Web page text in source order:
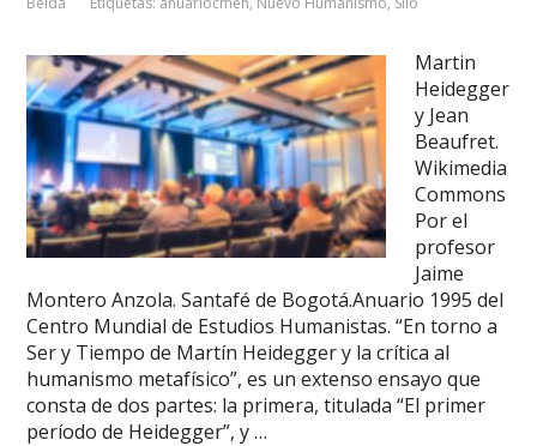
Martin
Heidegger
y Jean
Beaufret.
Wikimedia
Commons
Por el
profesor
Jaime
Montero Anzola. Santafé de Bogotá.Anuario 1995 del
Centro Mundial de Estudios Humanistas. “En torno a
Ser y Tiempo de Martín Heidegger y la crítica al
humanismo metafísico”, es un extenso ensayo que
consta de dos partes: la primera, titulada “El primer
período de Heidegger”, y …